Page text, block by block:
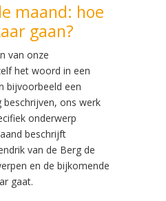
maand: hoe
gaan?
van onze
het woord in een
bijvoorbeeld een
ons werk
onderwerp
beschrijft
van de Berg de
en de bijkomende
gaat.